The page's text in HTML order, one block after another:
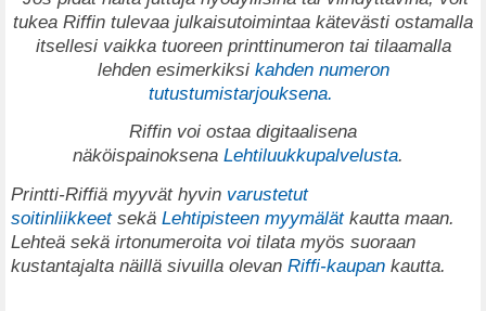
tukea Riffin tulevaa julkaisutoimintaa kätevästi ostamalla
itsellesi vaikka tuoreen printtinumeron tai tilaamalla
lehden esimerkiksi kahden numeron
tutustumistarjouksena.
Riffin voi ostaa digitaalisena
näköispainoksena Lehtiluukkupalvelusta.
Printti-Riffiä myyvät hyvin varustetut
soitinliikkeet sekä Lehtipisteen myymälätkautta maan.
Lehteä sekä irtonumeroita voi tilata myös suoraan
kustantajalta näillä sivuilla olevan Riffi-kaupan kautta.